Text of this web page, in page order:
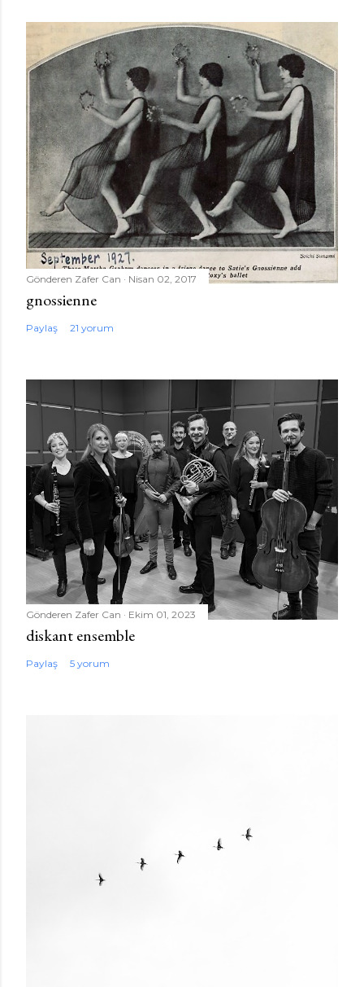
Gönderen Zafer Can Nisan 02, 2017
gnossienne
Paylaş 21 yorum
Gönderen Zafer Can Ekim 01, 2023
diskant ensemble
Paylaş 5 yorum